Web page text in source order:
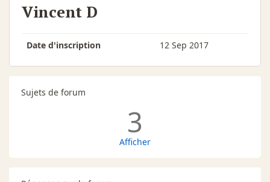
Vincent D
Date d'inscription 12 Sep 2017
Sujets de forum
3
Afficher